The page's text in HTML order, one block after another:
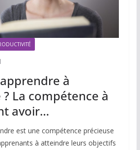
à
La compétence à
avoir…
est une compétence précieuse
à atteindre leurs objectifs